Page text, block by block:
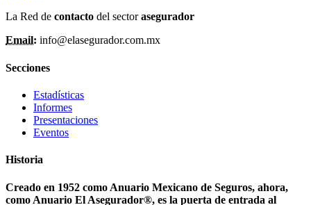
La Red de contacto del sectorasegurador
Email: info@elasegurador.com.mx
Secciones
Estadísticas
Informes
Presentaciones
Eventos
Historia
Creado en 1952 como Anuario Mexicano de Seguros, ahora,
como Anuario El Asegurador®, es la puerta de entrada al